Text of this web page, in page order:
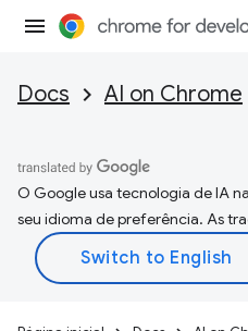
Docs AI on Chrome
O Google usa tecnologia de IA
seu idioma de preferência. As